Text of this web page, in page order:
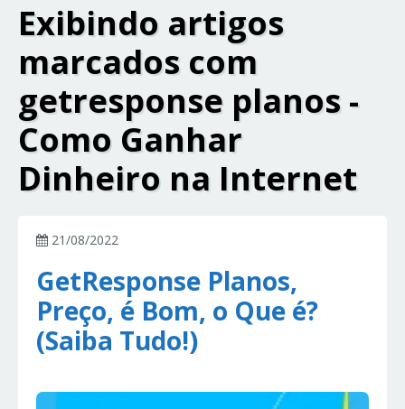
Exibindo artigos
marcados com
getresponse planos -
Como Ganhar
Dinheiro na Internet
21/08/2022
GetResponse Planos,
Preço, é Bom, o Que é?
(Saiba Tudo!)